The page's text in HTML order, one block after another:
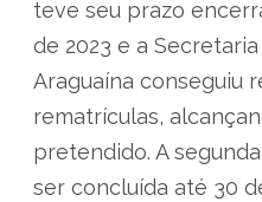
teve seu prazo
de 2023 e a
Araguaína conseguiu
rematrículas,
pretendido. A
ser concluída até 30